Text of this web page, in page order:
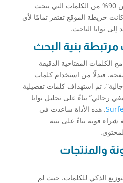
تبيّن أنهم لا يظهرون لأكثر من 90% من الكلمات التي يبحث
خريطة الموقع تفتقر تمامًا لأي
إلى نوايا الباحث.
بنية البحث
الكلمات المفتاحية الدقيقة
فبدلًا من استخدام كلمات
تم استهداف كلمات تفصيلية
بناءً على تحليل نوايا
. هذه الأداة ساعدت في
شراء قوية بناءً على بنية
والمنتجات
الذكي للكلمات. حيث لم